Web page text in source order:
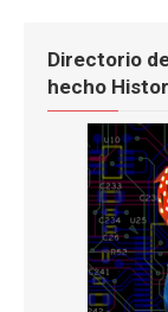
Directorio
hecho